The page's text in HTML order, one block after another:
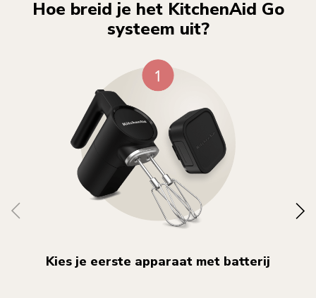
Hoe breid je het KitchenAid Go
systeem uit?
Kies je eerste apparaat met batterij